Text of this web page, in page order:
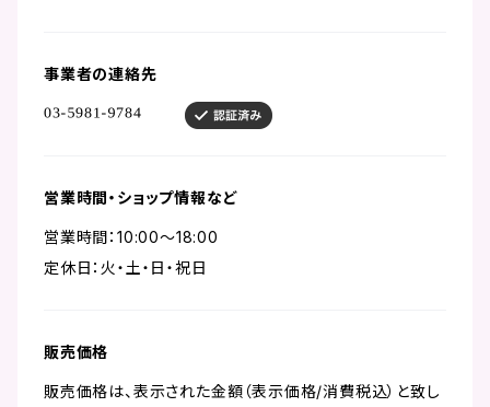
事業者の連絡先
営業時間・ショップ情報など
営業時間：10:00～18:00
定休日：火・土・日・祝日
販売価格
販売価格は、表示された金額（表示価格/消費税込）と致し